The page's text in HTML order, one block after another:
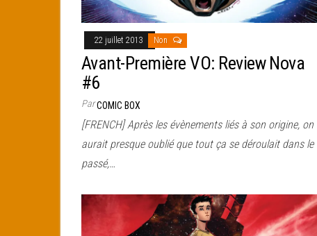
22 juillet 2013 Non
Avant-Première VO: Review Nova
#6
ParCOMIC BOX
[FRENCH] Après les évènements liés à son origine, on
aurait presque oublié que tout ça se déroulait dans le
passé,…